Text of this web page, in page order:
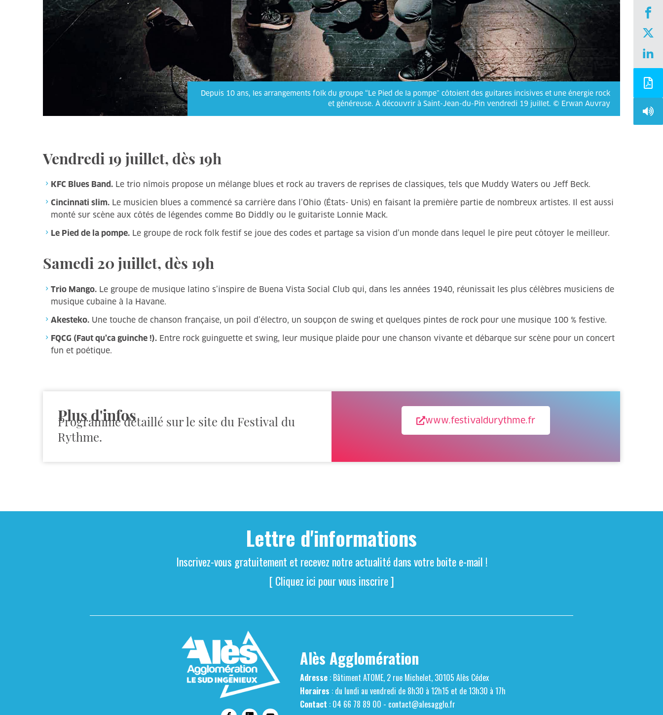
Depuis 10 ans, les arrangements folk du groupe “Le Pied de la pompe” côtoient des guitares incisives et une énergie rock
et généreuse. À découvrir à Saint-Jean-du-Pin vendredi 19 juillet. © Erwan Auvray
Vendredi 19 juillet, dès 19h
KFC Blues Band. Le trio nîmois propose un mélange blues et rock au travers de reprises de classiques, tels que Muddy Waters ou Jeff Beck.
Cincinnati slim. Le musicien blues a commencé sa carrière dans l’Ohio (États- Unis) en faisant la première partie de nombreux artistes. Il est aussi
monté sur scène aux côtés de légendes comme Bo Diddly ou le guitariste Lonnie Mack.
Le Pied de la pompe. Le groupe de rock folk festif se joue des codes et partage sa vision d’un monde dans lequel le pire peut côtoyer le meilleur.
Samedi 20 juillet, dès 19h
Trio Mango. Le groupe de musique latino s’inspire de Buena Vista Social Club qui, dans les années 1940, réunissait les plus célèbres musiciens de
musique cubaine à la Havane.
Akesteko. Une touche de chanson française, un poil d’électro, un soupçon de swing et quelques pintes de rock pour une musique 100 % festive.
FQCG (Faut qu’ca guinche !). Entre rock guinguette et swing, leur musique plaide pour une chanson vivante et débarque sur scène pour un concert
fun et poétique.
Plus d'infos
Programme détaillé sur le site du Festival du
Rythme.
www.festivaldurythme.fr
Lettre d'informations
Inscrivez-vous gratuitement et recevez notre actualité dans votre boite e-mail !
[ Cliquez ici pour vous inscrire ]
Alès Agglomération
Adresse: Bâtiment ATOME, 2 rue Michelet, 30105 Alès Cédex
Horaires : du lundi au vendredi de 8h30 à 12h15 et de 13h30 à 17h
Contact : 04 66 78 89 00 - contact@alesagglo.fr